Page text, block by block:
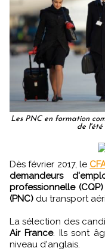
Les PNC en formation
de l'été
Dès février 2017, le
demandeurs
professionnelle
(PNC) du transport
La sélection des
Air France. Ils sont
niveau d'anglais.